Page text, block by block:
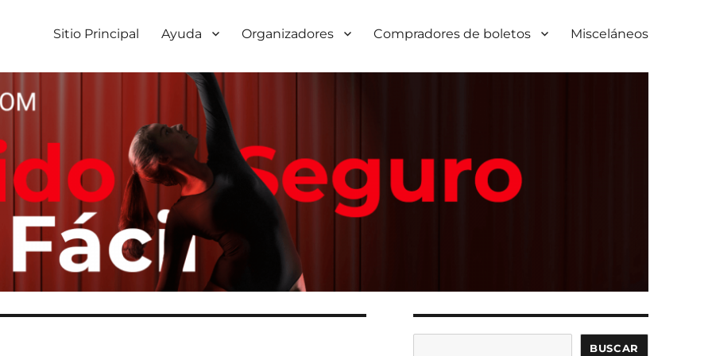
Sitio Principal Ayuda Organizadores Compradores de boletos Misceláneos
BUSCAR